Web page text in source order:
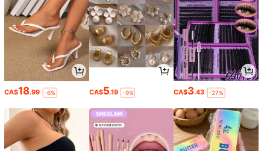
CA$18.99 -6% CA$5.19 -9% CA$3.43 -27%